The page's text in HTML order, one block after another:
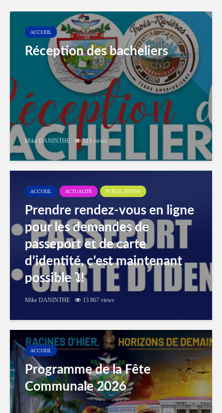
ACCUEIL
Réception des bacheliers
Mike DANINTHE 513 views
ACCUEIL ACTUALITÉ PUBLICATIONS
Prendre rendez-vous en ligne
pour les demandes de
passeport et de carte
d’identité, c’est maintenant
possible ⤵️!
Mike DANINTHE 13 867 views
ACCUEIL
Programme de la Fête
Communale 2026